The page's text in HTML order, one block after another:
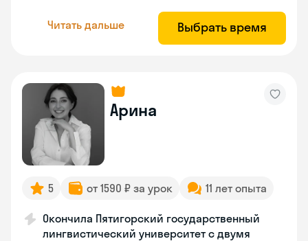
Читать дальше Выбрать время
Арина
5 от 1590 ₽ за урок 11 лет опыта
Окончила Пятигорский государственный
лингвистический университет с двумя